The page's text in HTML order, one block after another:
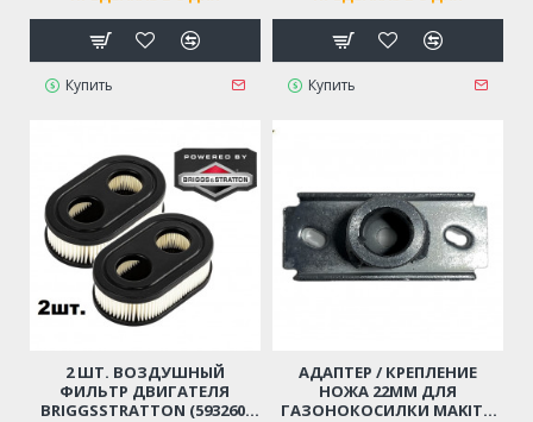
Купить Купить
2 ШТ. ВОЗДУШНЫЙ
ФИЛЬТР ДВИГАТЕЛЯ
BRIGGSSTRATTON (593260,
АДАПТЕР / КРЕПЛЕНИЕ
НОЖА 22ММ ДЛЯ
ГАЗОНОКОСИЛКИ MAKITA